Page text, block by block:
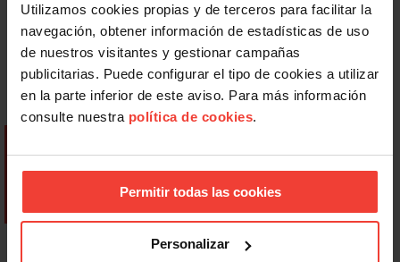
Utilizamos cookies propias y de terceros para facilitar la
navegación, obtener información de estadísticas de uso
de nuestros visitantes y gestionar campañas
publicitarias. Puede configurar el tipo de cookies a utilizar
en la parte inferior de este aviso. Para más información
consulte nuestra política de cookies.
Permitir todas las cookies
Personalizar